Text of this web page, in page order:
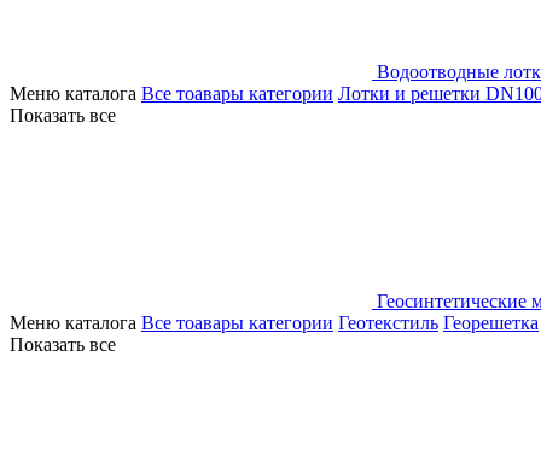
Водоотводные
Меню каталога Все тоавары категории Лотки и решетки
Показать все
Геосинтетические
Меню каталога Все тоавары категории Геотекстиль Георешетка
Показать все